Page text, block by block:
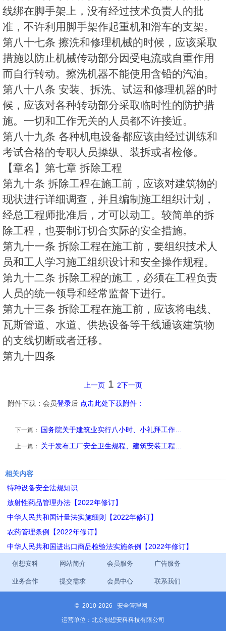
线绑在脚手架上，没有经过技术负责人的批
准，不许利用脚手架作起重机和滑车的支架。
第八十七条 擦洗和修理机械的时候，应该采取
措施以防止机械传动部分因受电流或自重作用
而自行转动。擦洗机器不能使用含铅的汽油。
第八十八条 安装、拆洗、试运和修理机器的时
候，应该对各种转动部分采取临时性的防护措
施。一切和工作无关的人员都不许接近。
第八十九条 各种机电设备都应该由经过训练和
考试合格的专职人员操纵、装拆或者检修。
【章名】第七章 拆除工程
第九十条 拆除工程在施工前，应该对建筑物的
现状进行详细调查，并且编制施工组织计划，
经总工程师批准后，才可以动工。较简单的拆
除工程，也要制订切合实际的安全措施。
第九十一条 拆除工程在施工前，要组织技术人
员和工人学习施工组织设计和安全操作规程。
第九十二条 拆除工程的施工，必须在工程负责
人员的统一领导和经常监督下进行。
第九十三条 拆除工程在施工前，应该将电线、
瓦斯管道、水道、供热设备等干线通该建筑物
的支线切断或者迁移。
第九十四条
上一页 1 2下一页
附件下载：会员登录后 点击此处下载附件：
下一篇： 国务院关于建筑业实行八小时、小礼拜工作…
上一篇： 关于发布工厂安全卫生规程、建筑安装工程…
相关内容
特种设备安全法规知识
放射性药品管理办法【2022年修订】
中华人民共和国计量法实施细则【2022年修订】
农药管理条例【2022年修订】
中华人民共和国进出口商品检验法实施条例【2022年修订】
创想安科 网站简介 会员服务 广告服务
业务合作 提交需求 会员中心 联系我们
© 2010-2026 安全管理网
运营单位：北京创想安科科技有限公司